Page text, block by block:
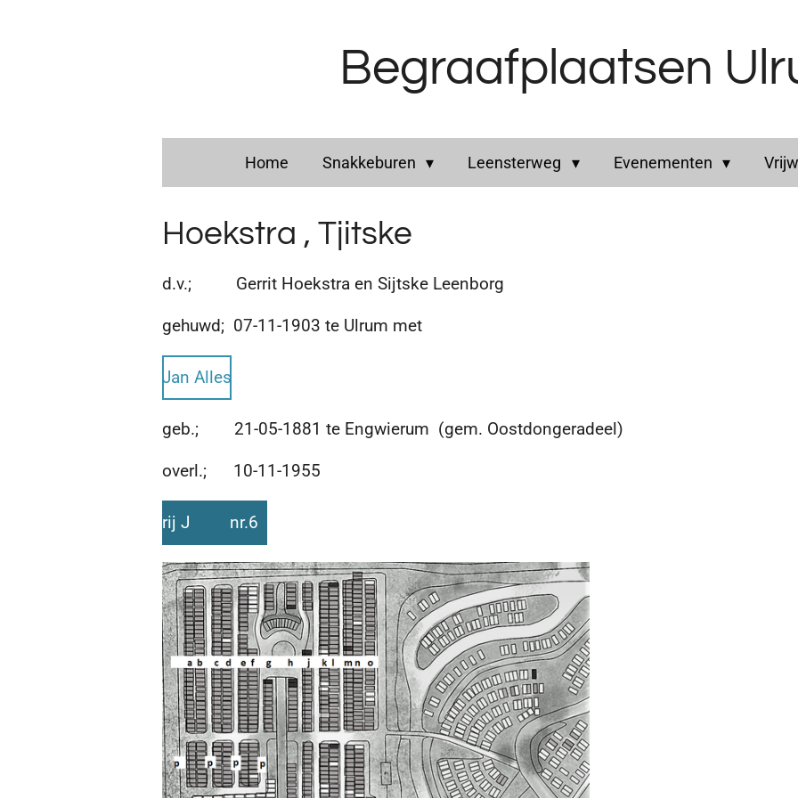
Begraafplaatsen
Home Snakkeburen Leensterweg Evenementen
Hoekstra , Tjitske
d.v.; Gerrit Hoekstra en Sijtske Leenborg
gehuwd; 07-11-1903 te Ulrum met
Jan Alles
geb.; 21-05-1881 te Engwierum (gem. Oostdongeradeel)
overl.; 10-11-1955
rij J nr.6